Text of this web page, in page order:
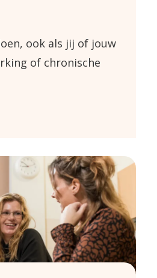
ook als jij of jouw
of chronische